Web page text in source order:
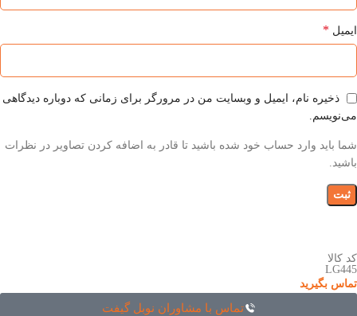
ایمیل *
ذخیره نام، ایمیل و وبسایت من در مرورگر برای زمانی که دوباره دیدگاهی
می‌نویسم.
شما باید وارد حساب خود شده باشید تا قادر به اضافه کردن تصاویر در نظرات
باشید.
کد کالا
LG445
تماس بگیرید
تماس با مشاوران نوبل گیفت